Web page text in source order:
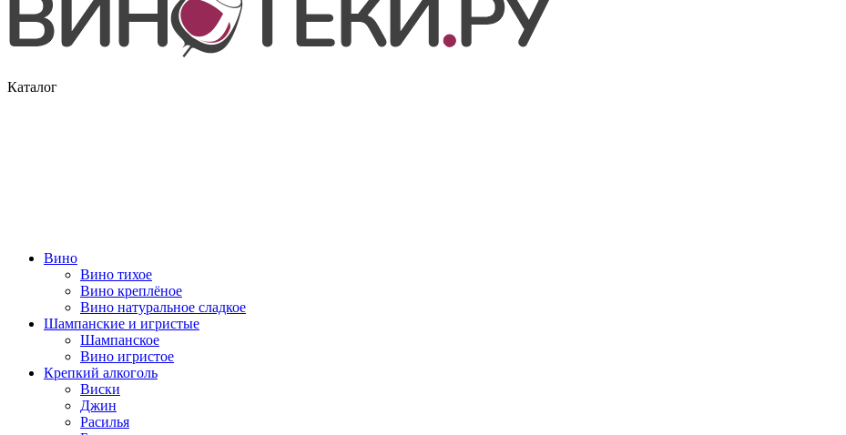
Каталог
Вино
Вино тихое
Вино креплёное
Вино натуральное сладкое
Шампанские и игристые
Шампанское
Вино игристое
Крепкий алкоголь
Виски
Джин
Расилья